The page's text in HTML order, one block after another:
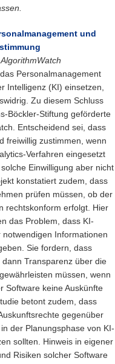
und
Personalmanagement
Intelligenz (KI) einsetzen,
Zu diesem Schluss
Böckler-Stiftung geförderte
Entscheidend sei, dass
freiwillig zustimmen, wenn
Verfahren eingesetzt
Einwilligung aber nicht
konstatiert zudem, dass
prüfen müssen, ob der
rechtskonform erfolgt. Hier
das Problem, dass KI-
Informationen
Sie fordern, dass
Transparenz über die
müssen, wenn
Software keine Auskünfte
betont zudem, dass
gegenüber
der Planungsphase von KI-
sollten. Hinweis in eigener
Risiken solcher Software